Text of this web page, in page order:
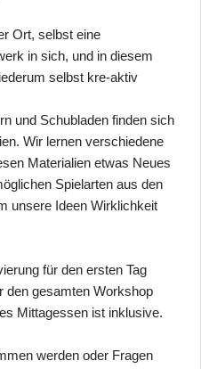
Ort, selbst eine
in sich, und in diesem
selbst kre-aktiv
und Schubladen finden sich
Wir lernen verschiedene
Materialien etwas Neues
Spielarten aus den
unsere Ideen Wirklichkeit
für den ersten Tag
den gesamten Workshop
Mittagessen ist inklusive.
werden oder Fragen